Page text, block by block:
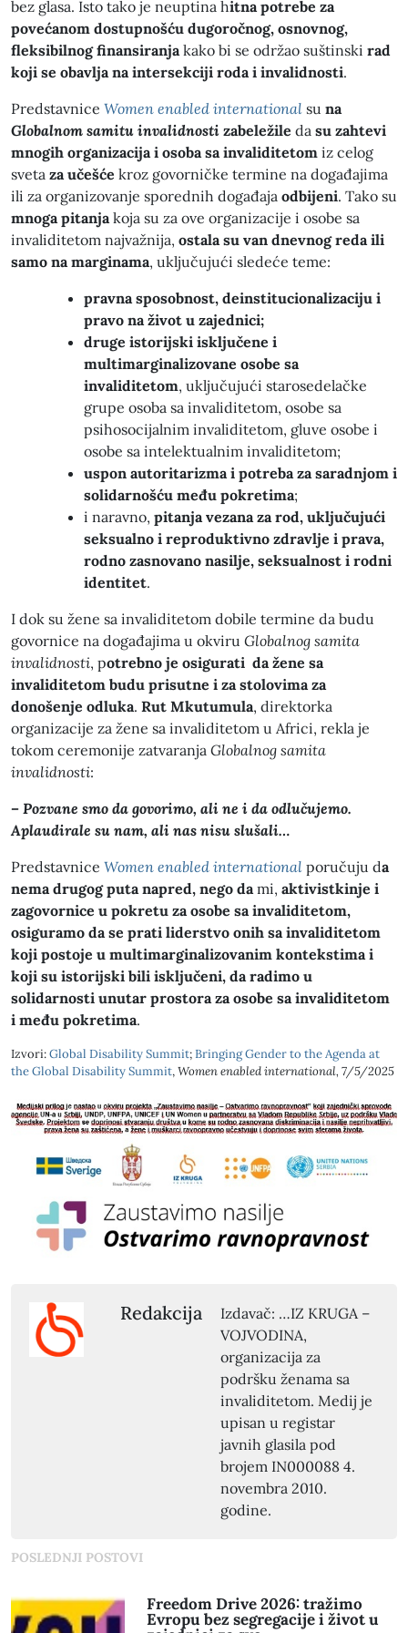
bez glasa. Isto tako je neuptina hitna potrebe za
povećanom dostupnošću dugoročnog, osnovnog,
fleksibilnog finansiranjakako bi se održao suštinski rad
koji se obavlja na intersekciji roda i invalidnosti.
Predstavnice Women enabled international su na
Globalnom samitu invalidnosti zabeležile da su zahtevi
mnogih organizacija i osoba sa invaliditetom iz celog
sveta za učešće kroz govorničke termine na događajima
ili za organizovanje sporednih događaja odbijeni. Tako su
mnoga pitanjakoja su za ove organizacije i osobe sa
invaliditetom najvažnija, ostala su van dnevnog reda ili
samo na marginama, uključujući sledeće teme:
pravna sposobnost, deinstitucionalizaciju i
pravo na život u zajednici;
druge istorijski isključene i
multimarginalizovane osobe sa
invaliditetom, uključujući starosedelačke
grupe osoba sa invaliditetom, osobe sa
psihosocijalnim invaliditetom, gluve osobe i
osobe sa intelektualnim invaliditetom;
uspon autoritarizma i potreba za saradnjom i
solidarnošću među pokretima;
i naravno, pitanja vezana za rod, uključujući
seksualno i reproduktivno zdravlje i prava,
rodno zasnovano nasilje, seksualnost i rodni
identitet.
I dok su žene sa invaliditetom dobile termine da budu
govornice na događajima u okviru Globalnog samita
invalidnosti, potrebno je osigurati da žene sa
invaliditetom budu prisutne i za stolovima za
donošenje odluka. Rut Mkutumula, direktorka
organizacije za žene sa invaliditetom u Africi, rekla je
tokom ceremonije zatvaranja Globalnog samita
invalidnosti:
– Pozvane smo da govorimo, ali ne i da odlučujemo.
Aplaudirale su nam, ali nas nisu slušali…
Predstavnice Women enabled international poručuju da
nema drugog puta napred, nego dami, aktivistkinje i
zagovornice u pokretu za osobe sa invaliditetom,
osiguramo da se prati liderstvo onih sa invaliditetom
koji postoje u multimarginalizovanim kontekstima i
koji su istorijski bili isključeni, da radimo u
solidarnosti unutar prostora za osobe sa invaliditetom
i među pokretima.
Izvori:Global Disability Summit;Bringing Gender to the Agenda at
the Global Disability Summit,Women enabled international, 7/5/2025
Redakcija
Izdavač: …IZ KRUGA –
VOJVODINA,
organizacija za
podršku ženama sa
invaliditetom. Medij je
upisan u registar
javnih glasila pod
brojem IN000088 4.
novembra 2010.
godine.
POSLEDNJI POSTOVI
Freedom Drive 2026: tražimo
Evropu bez segregacije i život u